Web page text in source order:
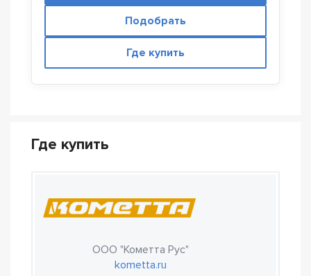
Подобрать
Где купить
Где купить
ООО "Кометта Рус"
kometta.ru